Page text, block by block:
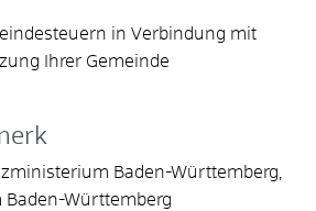
in Verbindung mit
Ihrer Gemeinde
Baden-Württemberg,
Württemberg